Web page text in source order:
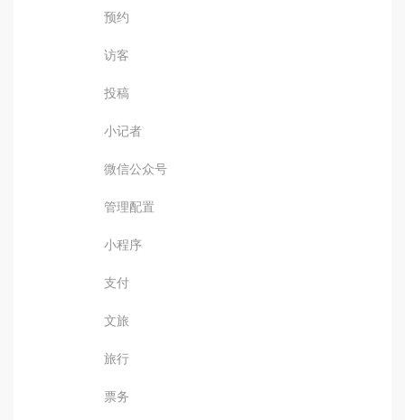
预约
访客
投稿
小记者
微信公众号
管理配置
小程序
支付
文旅
旅行
票务